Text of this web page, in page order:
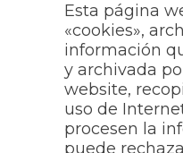
Esta página
«cookies»,
información
y archivada
website,
uso de
procesen la
puede